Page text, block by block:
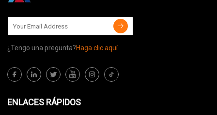
¿Tengo una pregunta?Haga clic aquí
ENLACES RÁPIDOS